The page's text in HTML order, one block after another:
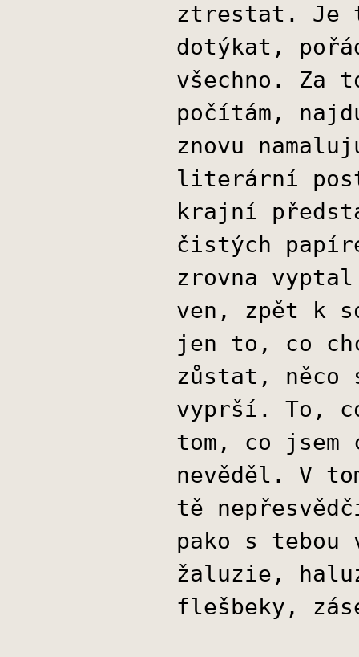
ztrestat. Je
dotýkat,
všechno.
počítám,
znovu
literární
krajní
čistých
zrovna
ven, zpět k
jen to, co
zůstat, něco
vyprší. To,
tom, co jsem
nevěděl. V
tě
pako s
žaluzie,
flešbeky,